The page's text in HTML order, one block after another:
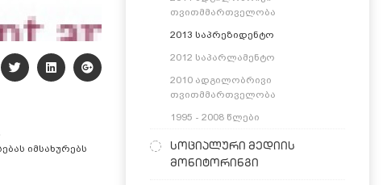
იმსახურებს
თვითმმართველობა
2013 საპრეზიდენტო
2012 საპარლამენტო
2010 ადგილობრივი
თვითმმართველობა
1995 - 2008 წლები
სოციალური მედიის
მონიტორინგი